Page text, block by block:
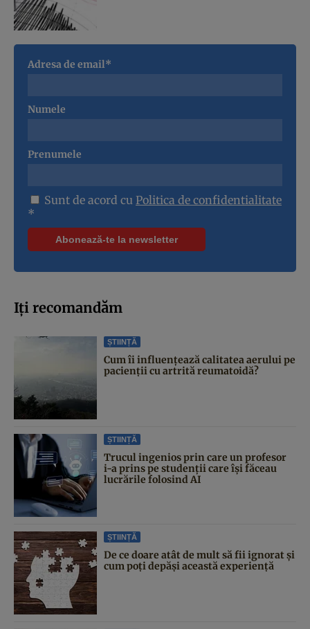
Adresa de email*
Numele
Prenumele
Sunt de acord cu Politica de confidentialitate
*
Iți recomandăm
ȘTIINȚĂ
Cum îi influențează calitatea aerului pe
pacienții cu artrită reumatoidă?
ȘTIINȚĂ
Trucul ingenios prin care un profesor
i-a prins pe studenții care își făceau
lucrările folosind AI
ȘTIINȚĂ
De ce doare atât de mult să fii ignorat și
cum poți depăși această experiență